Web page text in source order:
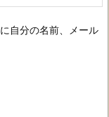
自分の名前、メール